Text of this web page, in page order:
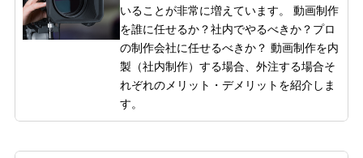
いることが非常に増えています。 動画制作
を誰に任せるか？社内でやるべきか？プロ
の制作会社に任せるべきか？ 動画制作を内
製（社内制作）する場合、外注する場合そ
れぞれのメリット・デメリットを紹介しま
す。